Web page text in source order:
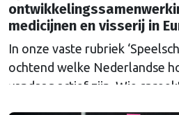
medicijnen en visserij in
In onze vaste rubriek
ochtend welke Nederlandse
vandaag actief zijn. Wie